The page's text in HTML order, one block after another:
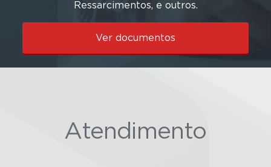
Ressarcimentos, e outros.
Ver documentos
Atendimento